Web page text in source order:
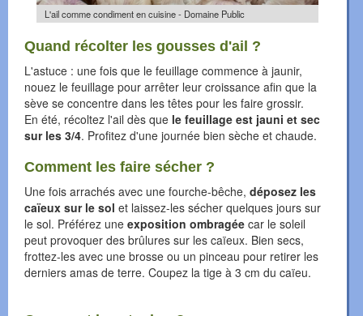
L'ail comme condiment en cuisine - Domaine Public
Quand récolter les gousses d'ail ?
L'astuce : une fois que le feuillage commence à jaunir,
nouez le feuillage pour arrêter leur croissance afin que la
sève se concentre dans les têtes pour les faire grossir.
En été, récoltez l'ail dès que le feuillage est jauni et sec
sur les 3/4. Profitez d'une journée bien sèche et chaude.
Comment les faire sécher ?
Une fois arrachés avec une fourche-bêche, déposez les
caïeux sur le sol et laissez-les sécher quelques jours sur
le sol. Préférez une exposition ombragée car le soleil
peut provoquer des brûlures sur les caïeux. Bien secs,
frottez-les avec une brosse ou un pinceau pour retirer les
derniers amas de terre. Coupez la tige à 3 cm du caïeu.